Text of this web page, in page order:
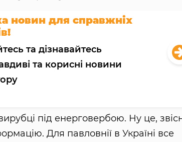
новин для справжніх
та дізнавайтесь
та корисні новини
під енерговербою. Ну це,
Для павловнії в Україні все